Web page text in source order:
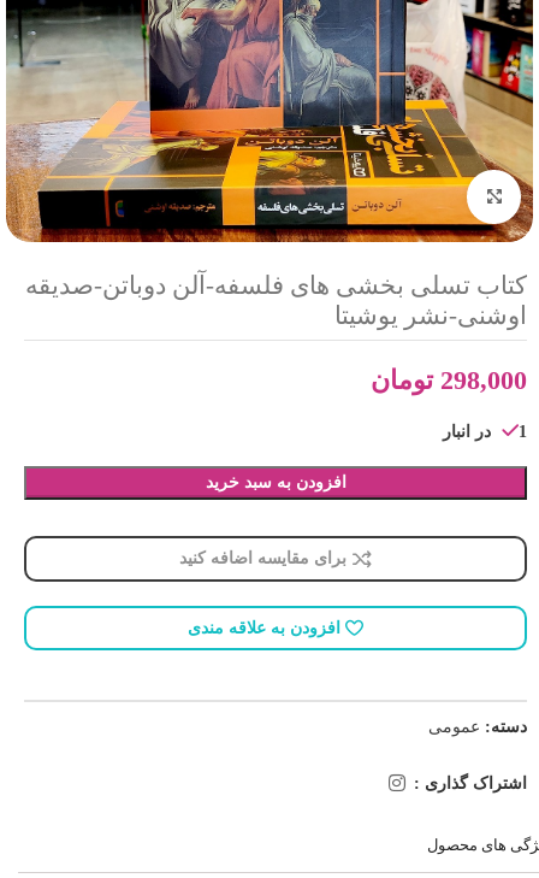
بزرگنمایی تصویر
کتاب تسلی بخشی های فلسفه-آلن دوباتن-صدیقه
اوشنی-نشر یوشیتا
298,000 تومان
1 در انبار
افزودن به سبد خرید
برای مقایسه اضافه کنید
افزودن به علاقه مندی
دسته: عمومی
اشتراک گذاری :
های محصول